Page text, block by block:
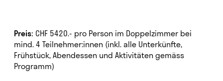
Preis: CHF 5420.- pro Person im Doppelzimmer bei
mind. 4 Teilnehmer:innen (inkl. alle Unterkünfte,
Frühstück, Abendessen und Aktivitäten gemäss
Programm)